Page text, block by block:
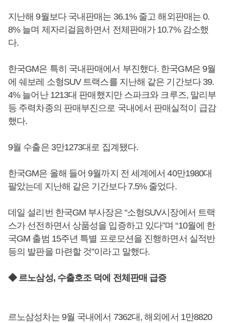
지난해 9월보다 국내판매는 36.1% 줄고 해외판매는 0.
8% 늘며 제자리걸음하면서 전체판매가 10.7% 감소했
다.
한국GM은 특히 국내판매에서 부진했다. 한국GM은 9월
에 쉐보레 소형SUV 트랙스를 지난해 같은 기간보다 39.
4% 늘어난 1213대 판매했지만 스파크와 크루즈, 말리부
등 주력차종의 판매부진으로 국내에서 판매실적이 급감
했다.
9월 수출은 3만1273대로 집계됐다.
한국GM은 올해 들어 9월까지 전 세계에서 40만1980대
팔았는데 지난해 같은 기간보다 7.5% 줄었다.
데일 설리번 한국GM 부사장은 “소형SUV시장에서 트랙
스가 선전하면서 상품성을 입증하고 있다”며 “10월에 한
국GM 출범 15주년 특별 프로모션을 진행하면서 실적반
등의 발판을 마련할 것”이라고 말했다.
◆ 르노삼성, 수출호조 덕에 전체판매 급증
르노삼성차는 9월 국내에서 7362대, 해외에서 1만8820